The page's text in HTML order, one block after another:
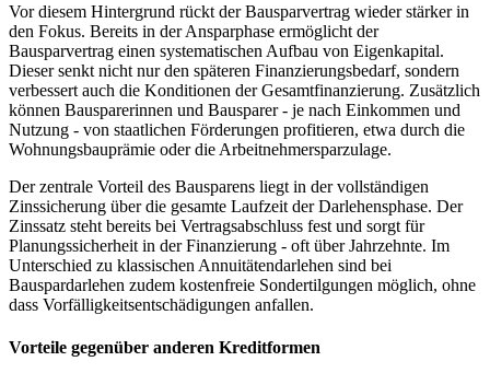
Vor diesem Hintergrund rückt der Bausparvertrag wieder stärker in
den Fokus. Bereits in der Ansparphase ermöglicht der
Bausparvertrag einen systematischen Aufbau von Eigenkapital.
Dieser senkt nicht nur den späteren Finanzierungsbedarf, sondern
verbessert auch die Konditionen der Gesamtfinanzierung. Zusätzlich
können Bausparerinnen und Bausparer - je nach Einkommen und
Nutzung - von staatlichen Förderungen profitieren, etwa durch die
Wohnungsbauprämie oder die Arbeitnehmersparzulage.
Der zentrale Vorteil des Bausparens liegt in der vollständigen
Zinssicherung über die gesamte Laufzeit der Darlehensphase. Der
Zinssatz steht bereits bei Vertragsabschluss fest und sorgt für
Planungssicherheit in der Finanzierung - oft über Jahrzehnte. Im
Unterschied zu klassischen Annuitätendarlehen sind bei
Bauspardarlehen zudem kostenfreie Sondertilgungen möglich, ohne
dass Vorfälligkeitsentschädigungen anfallen.
Vorteile gegenüber anderen Kreditformen